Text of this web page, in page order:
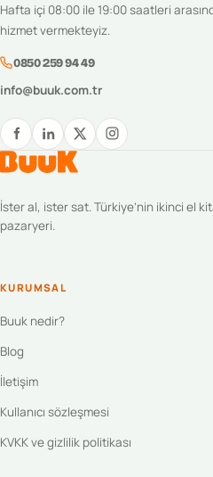
Hafta içi 08:00 ile 19:00 saatleri
hizmet vermekteyiz.
0850 259 94 49
info@buuk.com.tr
İster al, ister sat. Türkiye’nin ikinci el
pazaryeri.
KURUMSAL
Buuk nedir?
Blog
İletişim
Kullanıcı sözleşmesi
KVKK ve gizlilik politikası